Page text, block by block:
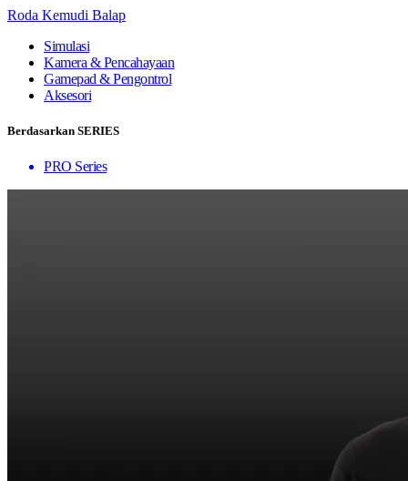
Roda Kemudi Balap
Simulasi
Kamera & Pencahayaan
Gamepad & Pengontrol
Aksesori
Berdasarkan SERIES
PRO Series